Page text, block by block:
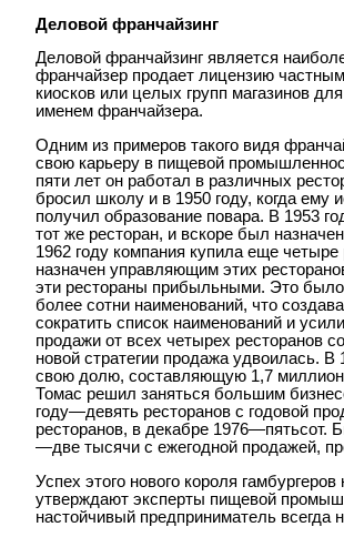
Деловой франчайзинг
Деловой франчайзинг является
франчайзер продает лицензию
киосков или целых групп магазинов
именем франчайзера.
Одним из примеров такого видя
свою карьеру в пищевой
пяти лет он работал в различных
бросил школу и в 1950 году, когда ему
получил образование повара. В 1953
тот же ресторан, и вскоре был
1962 году компания купила еще
назначен управляющим этих
эти рестораны прибыльными. Это было
более сотни наименований, что
сократить список наименований и
продажи от всех четырех ресторанов
новой стратегии продажа удвоилась.
свою долю, составляющую 1,7
Томас решил заняться большим
году—девять ресторанов с годовой
ресторанов, в декабре 1976—пятьсот.
—две тысячи с ежегодной продажей,
Успех этого нового короля
утверждают эксперты пищевой
настойчивый предприниматель всегда